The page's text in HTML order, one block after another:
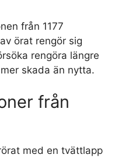
från 1177
örat rengör sig
rengöra längre
skada än nytta.
från
med en tvättlapp